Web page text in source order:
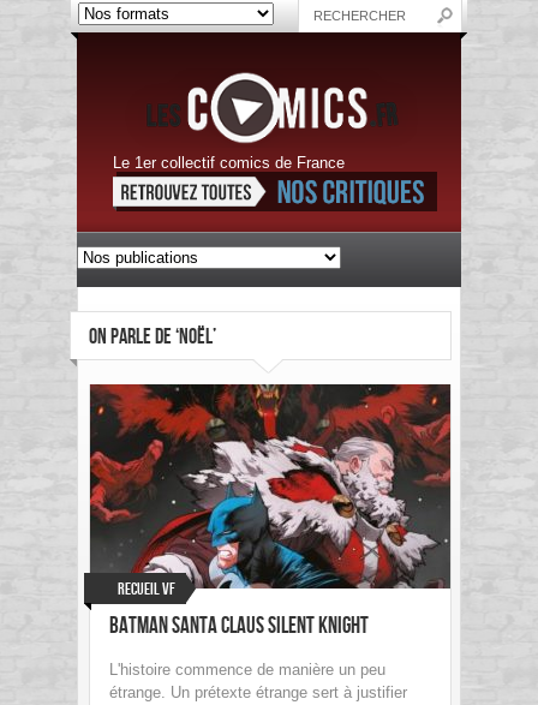
Le 1er collectif comics de France
ON PARLE DE ‘NOËL’
Recueil VF
Batman Santa Claus Silent Knight
L'histoire commence de manière un peu
étrange. Un prétexte étrange sert à justifier